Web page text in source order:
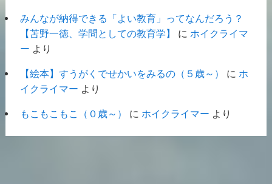
みんなが納得できる「よい教育」ってなんだろう？
【苫野一徳、学問としての教育学】
に ホイクライマ
ー より
【絵本】すうがくでせかいをみるの（５歳～） に ホ
イクライマー より
もこもこもこ（０歳～） に ホイクライマー より